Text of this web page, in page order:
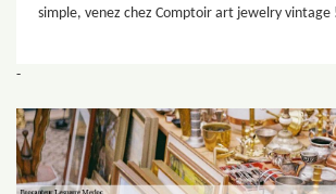
simple, venez chez Comptoir art jewelry vintage !
-